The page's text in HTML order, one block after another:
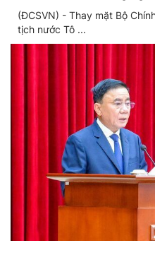
chuyển đổi số
(ĐCSVN) - Thay mặt Bộ
tịch nước Tô ...